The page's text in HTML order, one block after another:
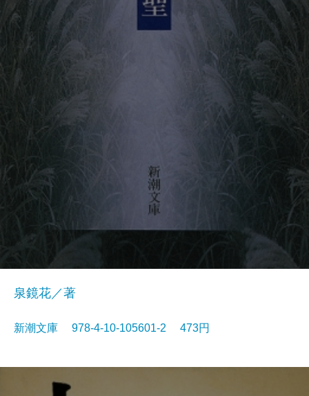
泉鏡花／著
新潮文庫 978-4-10-105601-2 473円